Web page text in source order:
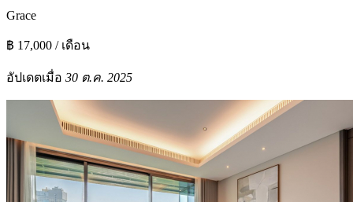
Grace
฿ 17,000 / เดือน
อัปเดตเมื่อ 30 ต.ค. 2025